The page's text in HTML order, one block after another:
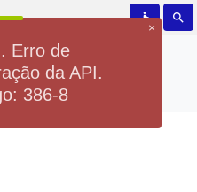
accessible search
×
Erro de
da API.
386-8